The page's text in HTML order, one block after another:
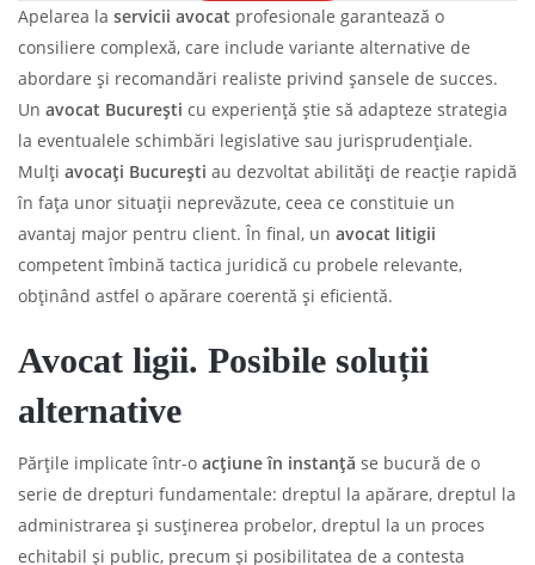
Apelarea la servicii avocat profesionale garantează o
consiliere complexă, care include variante alternative de
abordare și recomandări realiste privind șansele de succes.
Un avocat București cu experiență știe să adapteze strategia
la eventualele schimbări legislative sau jurisprudențiale.
Mulți avocați București au dezvoltat abilități de reacție rapidă
în fața unor situații neprevăzute, ceea ce constituie un
avantaj major pentru client. În final, un avocat litigii
competent îmbină tactica juridică cu probele relevante,
obținând astfel o apărare coerentă și eficientă.
Avocat ligii. Posibile soluții
alternative
Părțile implicate într-o acțiune în instanță se bucură de o
serie de drepturi fundamentale: dreptul la apărare, dreptul la
administrarea și susținerea probelor, dreptul la un proces
echitabil și public, precum și posibilitatea de a contesta